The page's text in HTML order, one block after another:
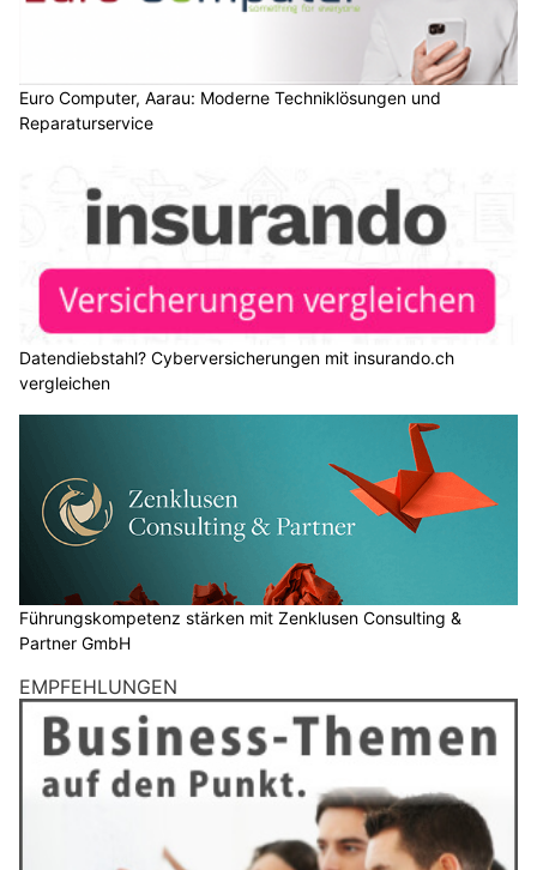
Euro Computer, Aarau: Moderne Techniklösungen und Reparaturservice
Content Marketing oder klassische Werbung:
Welcher Ansatz Unternehmen weiterbringt
Ein Inserat will möglichst schnell Aufmerksamkeit erzeugen.
Ein guter Ratgeber möchte eine Frage beantworten, die
potenzielle Kunden gerade beschäftigt. Beide Massnahmen
gehören zum Marketing, doch sie arbeiten mit
unterschiedlichen Mitteln und entfalten ihre Wirkung zu
unterschiedlichen Zeitpunkten.
Für Unternehmen stellt sich deshalb weniger die Frage, welcher
Ansatz grundsätzlich besser ist. Entscheidend ist, welches Ziel
erreicht werden soll und wie sich klassische Werbung und
Content Marketing sinnvoll miteinander verbinden lassen.
Weiterlesen
Steuersparakademie – Ganzheitliche Seminare für Steuererklärung, Vorsorge &
Finanzen
Highlights der Läderach-Schokolade in den
Sozialen Medien
15.05.24 VON BELMEDIA REDAKTION
Soziale Medien wie Instagram, Facebook oder YouTube
bieten Unternehmen enorme Chancen, in engen Kontakt mit
ihren Kunden zu treten und diese durch hochwertige Inhalte